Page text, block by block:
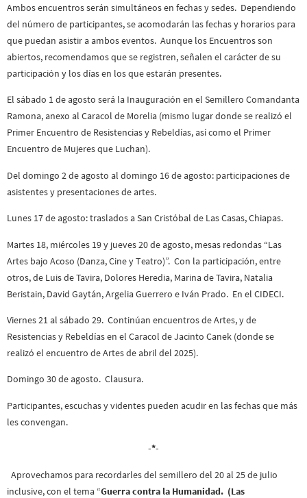
Ambos encuentros serán simultáneos en fechas y sedes. Dependiendo
del número de participantes, se acomodarán las fechas y horarios para
que puedan asistir a ambos eventos. Aunque los Encuentros son
abiertos, recomendamos que se registren, señalen el carácter de su
participación y los días en los que estarán presentes.
El sábado 1 de agosto será la Inauguración en el Semillero Comandanta
Ramona, anexo al Caracol de Morelia (mismo lugar donde se realizó el
Primer Encuentro de Resistencias y Rebeldías, así como el Primer
Encuentro de Mujeres que Luchan).
Del domingo 2 de agosto al domingo 16 de agosto: participaciones de
asistentes y presentaciones de artes.
Lunes 17 de agosto: traslados a San Cristóbal de Las Casas, Chiapas.
Martes 18, miércoles 19 y jueves 20 de agosto, mesas redondas “Las
Artes bajo Acoso (Danza, Cine y Teatro)”. Con la participación, entre
otros, de Luis de Tavira, Dolores Heredia, Marina de Tavira, Natalia
Beristain, David Gaytán, Argelia Guerrero e Iván Prado. En el CIDECI.
Viernes 21 al sábado 29. Continúan encuentros de Artes, y de
Resistencias y Rebeldías en el Caracol de Jacinto Canek (donde se
realizó el encuentro de Artes de abril del 2025).
Domingo 30 de agosto. Clausura.
Participantes, escuchas y videntes pueden acudir en las fechas que más
les convengan.
-*-
Aprovechamos para recordarles del semillero del 20 al 25 de julio
inclusive, con el tema “Guerra contra la Humanidad. (Las